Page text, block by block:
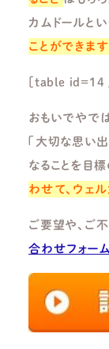
カムドールとい
ことができます
[table id=14
おもいでやで
「大切な思い
なることを目標
わせて、ウェ
ご要望や、ご
合わせフォーム